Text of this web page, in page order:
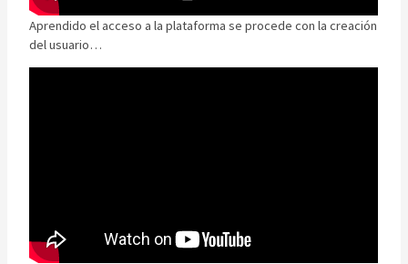
Aprendido el acceso a la plataforma se procede con la creación
del usuario…